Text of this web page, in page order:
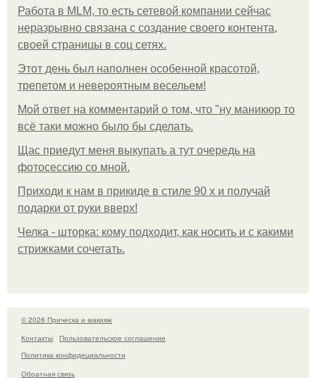
Работа в MLM, то есть сетевой компании сейчас
неразрывно связана с создание своего контента,
своей страницы в соц сетях.
Этот день был наполнен особенной красотой,
трепетом и невероятным весельем!
Мой ответ на комментарий о том, что "ну маникюр то
всё таки можно было бы сделать.
Щас приедут меня выкупать а тут очередь на
фотосессию со мной.
Приходи к нам в прикиде в стиле 90 х и получай
подарки от руки вверх!
Челка - шторка: кому подходит, как носить и с какими
стрижками сочетать.
© 2026 Прическа и макияж
Контакты
Пользовательское соглашение
Политика конфидециальности
Обратная связь